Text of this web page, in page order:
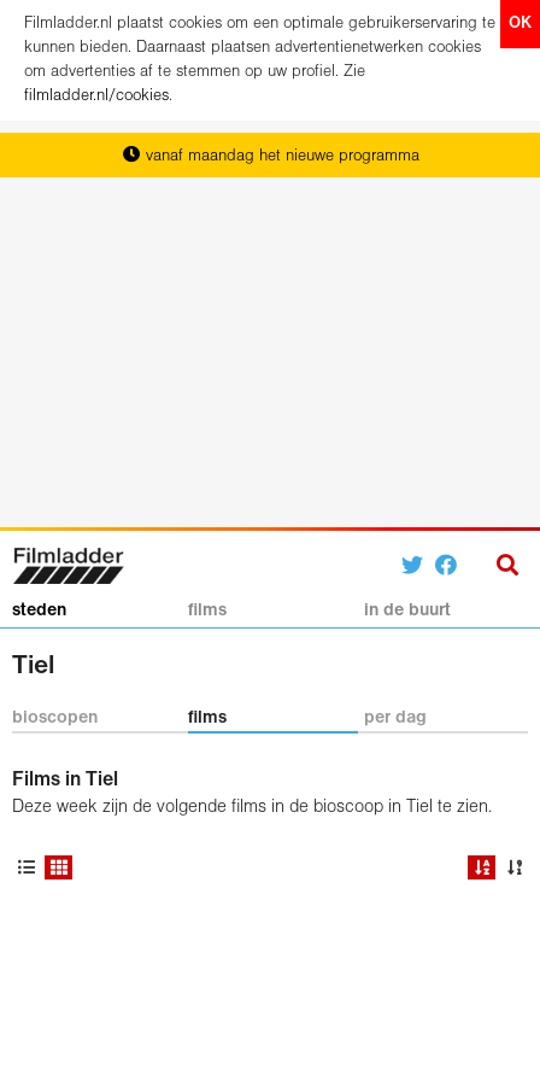
OK
Filmladder.nl plaatst cookies om een optimale gebruikerservaring te
kunnen bieden. Daarnaast plaatsen advertentienetwerken cookies
om advertenties af te stemmen op uw profiel. Zie
filmladder.nl/cookies.
vanaf maandag het nieuwe programma
het complete overzicht van Nederland
koop direct je kaartjes
steden films in de buurt
Tiel
bioscopen films per dag
Films in Tiel
Deze week zijn de volgende films in de bioscoop in Tiel te zien.